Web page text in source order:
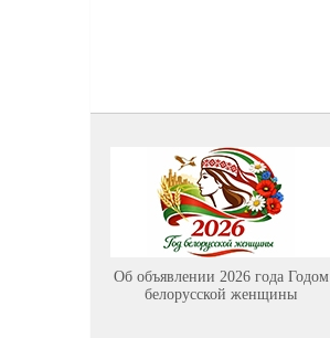
Об объявлении 2026 года Годом
белорусской женщины